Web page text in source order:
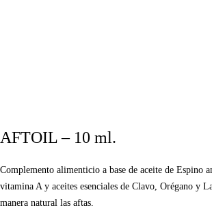
AFTOIL – 10 ml.
Complemento alimenticio a base de aceite de Espino
vitamina A y aceites esenciales de Clavo, Orégano y
manera natural las aftas.